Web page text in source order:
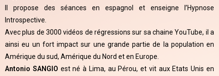
Il propose des séances en espagnol et enseigne l’Hypnose
Introspective.
Avec plus de 3000 vidéos de régressions sur sa chaine YouTube, il a
ainsi eu un fort impact sur une grande partie de la population en
Amérique du sud, Amérique du Nord et en Europe.
Antonio SANGIO est né à Lima, au Pérou, et vit aux Etats Unis en